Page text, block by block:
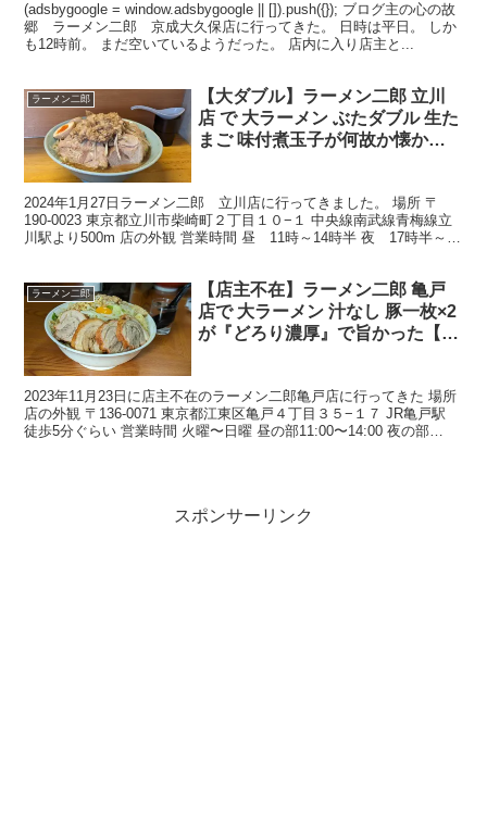
(adsbygoogle = window.adsbygoogle || []).push({}); ブログ主の心の故
郷 ラーメン二郎 京成大久保店に行ってきた。 日時は平日。 しか
も12時前。 まだ空いているようだった。 店内に入り店主と...
ラーメン二郎
【大ダブル】ラーメン二郎 立川
店 で 大ラーメン ぶたダブル 生た
まご 味付煮玉子が何故か懐かし
2024年1月27日ラーメン二郎 立川店に行ってきました。 場所 〒
190-0023 東京都立川市柴崎町２丁目１０−１ 中央線南武線青梅線立
川駅より500m 店の外観 営業時間 昼 11時～14時半 夜 17時半～20
ラーメン二郎
【店主不在】ラーメン二郎 亀戸
店で 大ラーメン 汁なし 豚一枚×2
が『どろり濃厚』で旨かった【助
2023年11月23日に店主不在のラーメン二郎亀戸店に行ってきた 場所
店の外観 〒136-0071 東京都江東区亀戸４丁目３５−１７ JR亀戸駅
徒歩5分ぐらい 営業時間 火曜〜日曜 昼の部11:00〜14:00 夜の部
スポンサーリンク